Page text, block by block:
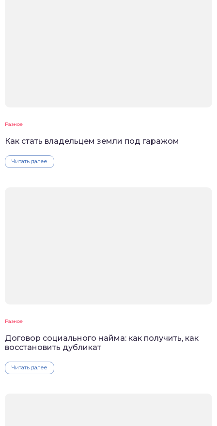
Разное
Как стать владельцем земли под гаражом
Читать далее
Разное
Договор социального найма: как получить, как
восстановить дубликат
Читать далее